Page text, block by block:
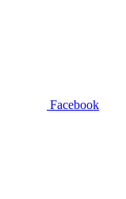
Facebook